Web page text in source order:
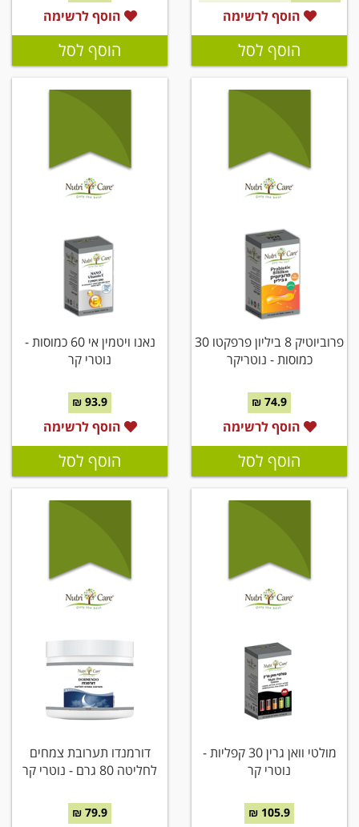
הוסף לרשימה
הוסף לסל
הוסף לרשימה
הוסף לסל
פרוביוטיק 8 ביליון פרפקטו 30
כמוסות - נוטריקר
74.9 ₪
הוסף לרשימה
הוסף לסל
נאנו ויטמין אי 60 כמוסות -
נוטרי קר
93.9 ₪
הוסף לרשימה
הוסף לסל
מולטי וואן גרין 30 קפליות -
נוטרי קר
105.9 ₪
דורמנדו תערובת צמחים
לחליטה 80 גרם - נוטרי קר
79.9 ₪